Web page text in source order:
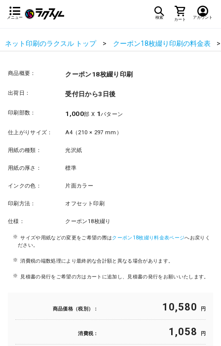
メニュー 検索 カート アカウント
ネット印刷のラクスル トップ クーポン18枚綴り印刷の料金表
商品概要： クーポン18枚綴り印刷
出荷日： 受付日から3日後
印刷部数： 1,000部 X 1パターン
仕上がりサイズ： A4（210 × 297 mm）
用紙の種類： 光沢紙
用紙の厚さ： 標準
インクの色： 片面カラー
印刷方法： オフセット印刷
仕様： クーポン18枚綴り
サイズや用紙などの変更をご希望の際はクーポン18枚綴り料金表ページへお戻りく
ださい。
消費税の端数処理により最終的な合計額と異なる場合があります。
見積書の発行をご希望の方はカートに追加し、見積書の発行をお願いいたします。
商品価格（税別）： 10,580 円
消費税： 1,058 円